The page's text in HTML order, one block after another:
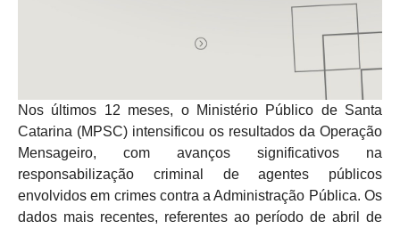
Nos últimos 12 meses, o Ministério Público de Santa
Catarina (MPSC) intensificou os resultados da Operação
Mensageiro, com avanços significativos na
responsabilização criminal de agentes públicos
envolvidos em crimes contra a Administração Pública. Os
dados mais recentes, referentes ao período de abril de